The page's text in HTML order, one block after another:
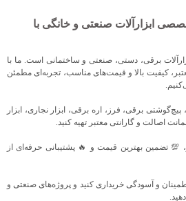
ابزارآلات صنعتی و خانگی با
ابزارآلات برقی، دستی، صنعتی و ساختمانی است. ما با
کیفیت بالا و قیمت‌های مناسب، تجربه‌ای مطمئن
پیچ‌گوشتی برقی، فرز، اره برقی، ابزار نجاری، ابزار
اصالت و گارانتی معتبر تهیه کنید.
تضمین بهترین قیمت و 🔥 پشتیبانی حرفه‌ای از
اطمینان و آسودگی خریداری کنید و پروژه‌های صنعتی و